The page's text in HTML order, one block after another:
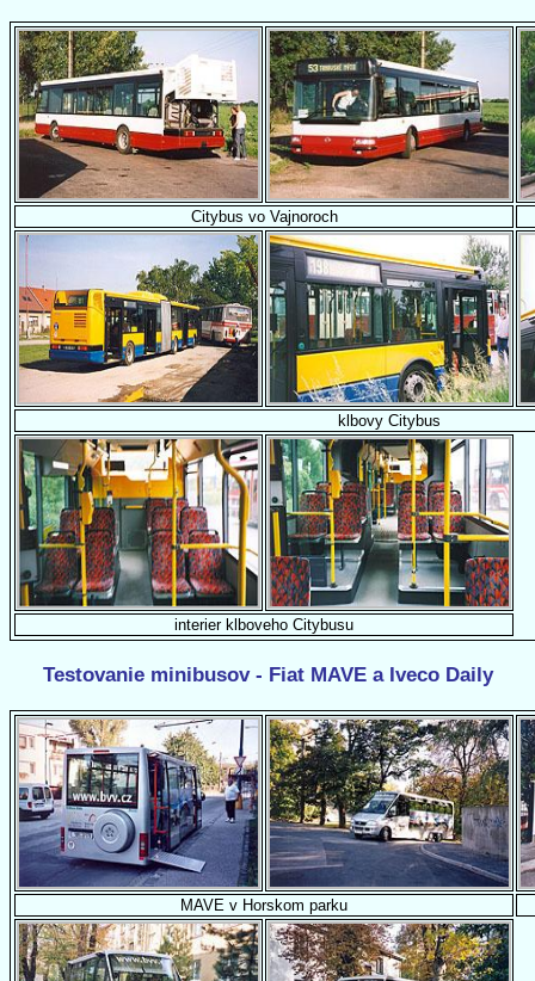
Citybus vo Vajnoroch
klbovy Citybus
interier klboveho Citybusu
Testovanie minibusov - Fiat MAVE a Iveco Daily
MAVE v Horskom parku